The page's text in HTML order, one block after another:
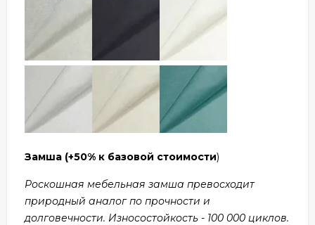
Замша (+50% к базовой стоимости)
Роскошная мебельная замша превосходит
природный аналог по прочности и
долговечности. Износостойкость - 100 000 циклов.